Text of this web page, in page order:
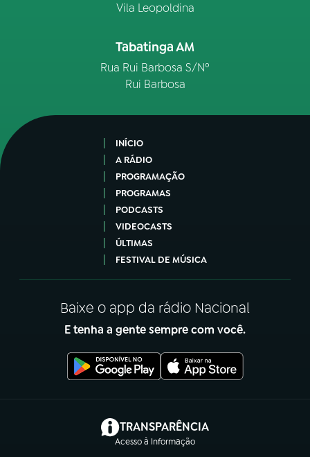
Vila Leopoldina
Tabatinga AM
Rua Rui Barbosa S/Nº
Rui Barbosa
INÍCIO
A RÁDIO
PROGRAMAÇÃO
PROGRAMAS
PODCASTS
VIDEOCASTS
ÚLTIMAS
FESTIVAL DE MÚSICA
Baixe o app da rádio Nacional
E tenha a gente sempre com você.
TRANSPARÊNCIA
Acesso à Informação
(abre em nova aba)